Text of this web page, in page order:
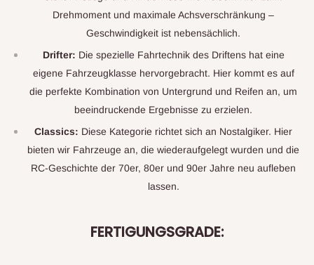
Drehmoment und maximale Achsverschränkung –
Geschwindigkeit ist nebensächlich.
Drifter: Die spezielle Fahrtechnik des Driftens hat eine
eigene Fahrzeugklasse hervorgebracht. Hier kommt es auf
die perfekte Kombination von Untergrund und Reifen an, um
beeindruckende Ergebnisse zu erzielen.
Classics: Diese Kategorie richtet sich an Nostalgiker. Hier
bieten wir Fahrzeuge an, die wiederaufgelegt wurden und die
RC-Geschichte der 70er, 80er und 90er Jahre neu aufleben
lassen.
FERTIGUNGSGRADE: